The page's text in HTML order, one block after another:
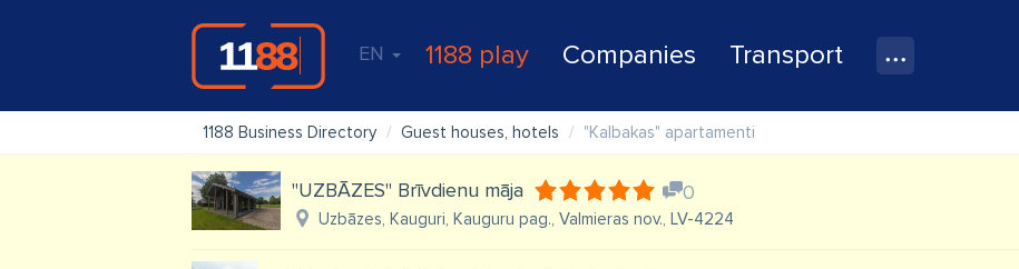
EN 1188 play Companies Transport
1188 Business Directory Guest houses, hotels "Kalbakas" apartamenti
"UZBĀZES" Brīvdienu māja 0
Uzbāzes, Kauguri, Kauguru pag., Valmieras nov., LV-4224